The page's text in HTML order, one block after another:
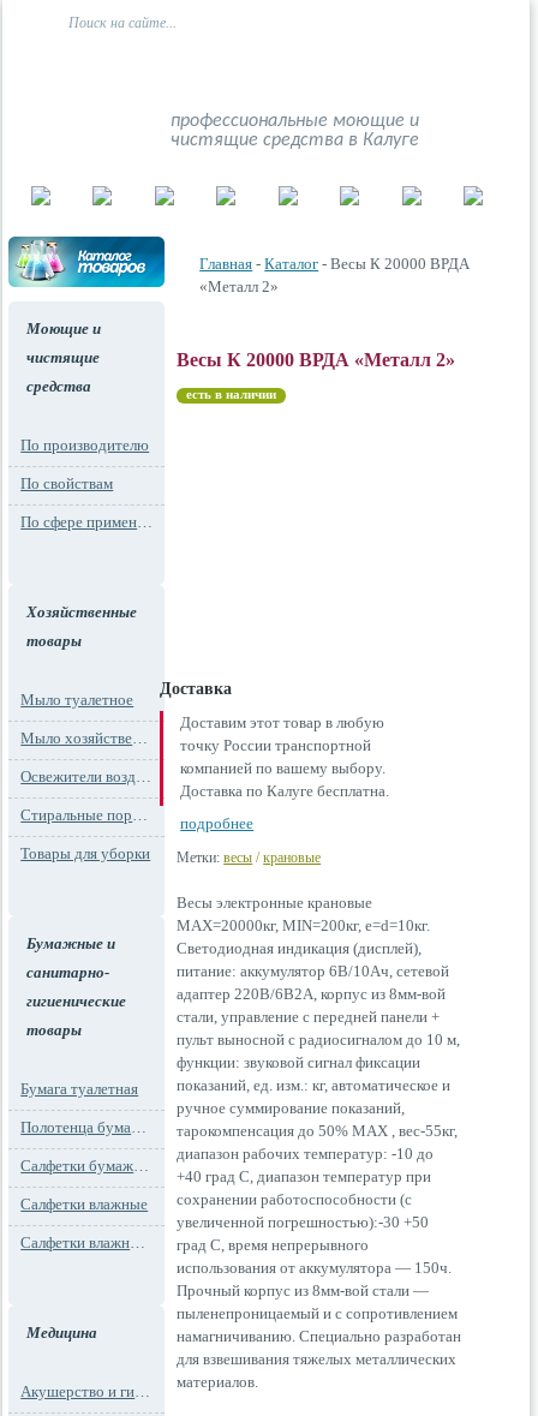
профессиональные моющие и
чистящие средства в Калуге
Моющие и
чистящие
средства
По производителю
По свойствам
Хозяйственные
товары
Мыло туалетное
Товары для уборки
Бумажные и
санитарно-
гигиенические
товары
Бумага туалетная
Салфетки влажные
Медицина
Главная -Каталог - Весы К 20000 ВРДА
«Металл 2»
Весы К 20000 ВРДА «Металл 2»
есть в наличии
Доставка
Доставим этот товар в любую
точку России транспортной
компанией по вашему выбору.
Доставка по Калуге бесплатна.
подробнее
Метки: весы /крановые
Весы электронные крановые
MAX=20000кг, MIN=200кг, e=d=10кг.
Светодиодная индикация (дисплей),
питание: аккумулятор 6В/10Ач, сетевой
адаптер 220В/6В2А, корпус из 8мм-вой
стали, управление с передней панели +
пульт выносной с радиосигналом до 10 м,
функции: звуковой сигнал фиксации
показаний, ед. изм.: кг, автоматическое и
ручное суммирование показаний,
тарокомпенсация до 50% MAX , вес-55кг,
диапазон рабочих температур: -10 до
+40 град С, диапазон температур при
сохранении работоспособности (с
увеличенной погрешностью):-30 +50
град С, время непрерывного
использования от аккумулятора — 150ч.
Прочный корпус из 8мм-вой стали —
пыленепроницаемый и с сопротивлением
намагничиванию. Специально разработан
для взвешивания тяжелых металлических
материалов.